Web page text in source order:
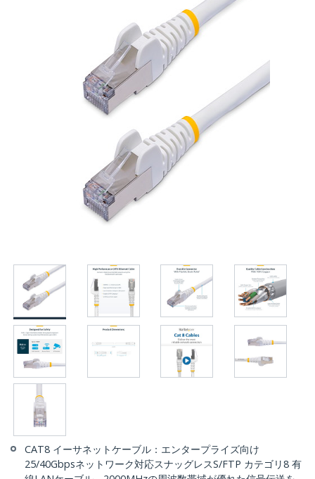
CAT8 イーサネットケーブル：エンタープライズ向け
25/40Gbpsネットワーク対応スナッグレスS/FTP カテゴリ8 有